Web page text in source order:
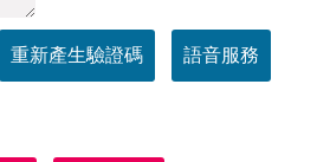
重新產生驗證碼 語音服務